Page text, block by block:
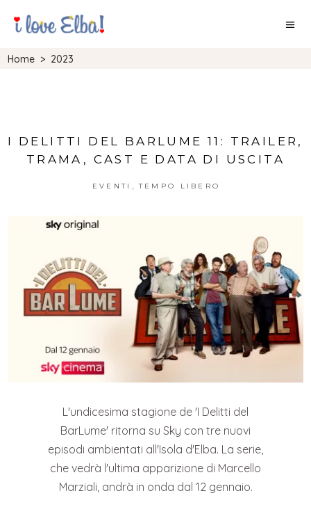
Home > 2023
I DELITTI DEL BARLUME 11: TRAILER,
TRAMA, CAST E DATA DI USCITA
EVENTI , TEMPO LIBERO
L'undicesima stagione de 'I Delitti del
BarLume' ritorna su Sky con tre nuovi
episodi ambientati all'Isola d'Elba. La serie,
che vedrà l'ultima apparizione di Marcello
Marziali, andrà in onda dal 12 gennaio.